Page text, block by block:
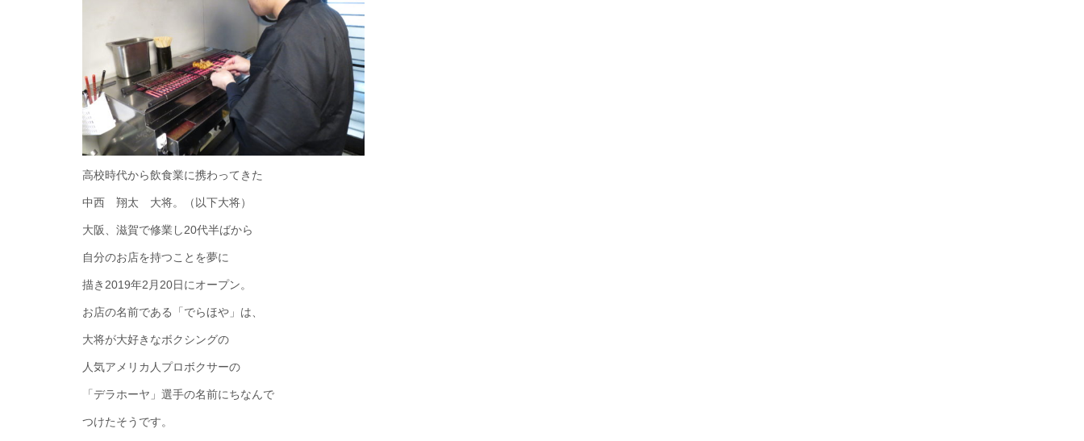
高校時代から飲食業に携わってきた
中西 翔太 大将。（以下大将）
大阪、滋賀で修業し20代半ばから
自分のお店を持つことを夢に
描き2019年2月20日にオープン。
お店の名前である「でらほや」は、
大将が大好きなボクシングの
人気アメリカ人プロボクサーの
「デラホーヤ」選手の名前にちなんで
つけたそうです。